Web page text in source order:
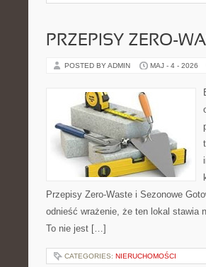
PRZEPISY ZERO-
POSTED BY ADMIN MAJ - 4 - 2026
Przepisy Zero-Waste i Sezonowe
odnieść wrażenie, że ten lokal stawia
To nie jest […]
CATEGORIES: NIERUCHOMOŚCI